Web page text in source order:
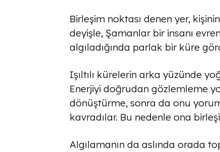
Birleşim noktası denen yer,
deyişle, Şamanlar bir insanı
algıladığında parlak bir küre
Işıltılı kürelerin arka yüzünde
Enerjiyi doğrudan gözlemleme
dönüştürme, sonra da onu
kavradılar. Bu nedenle ona
Algılamanın da aslında orada